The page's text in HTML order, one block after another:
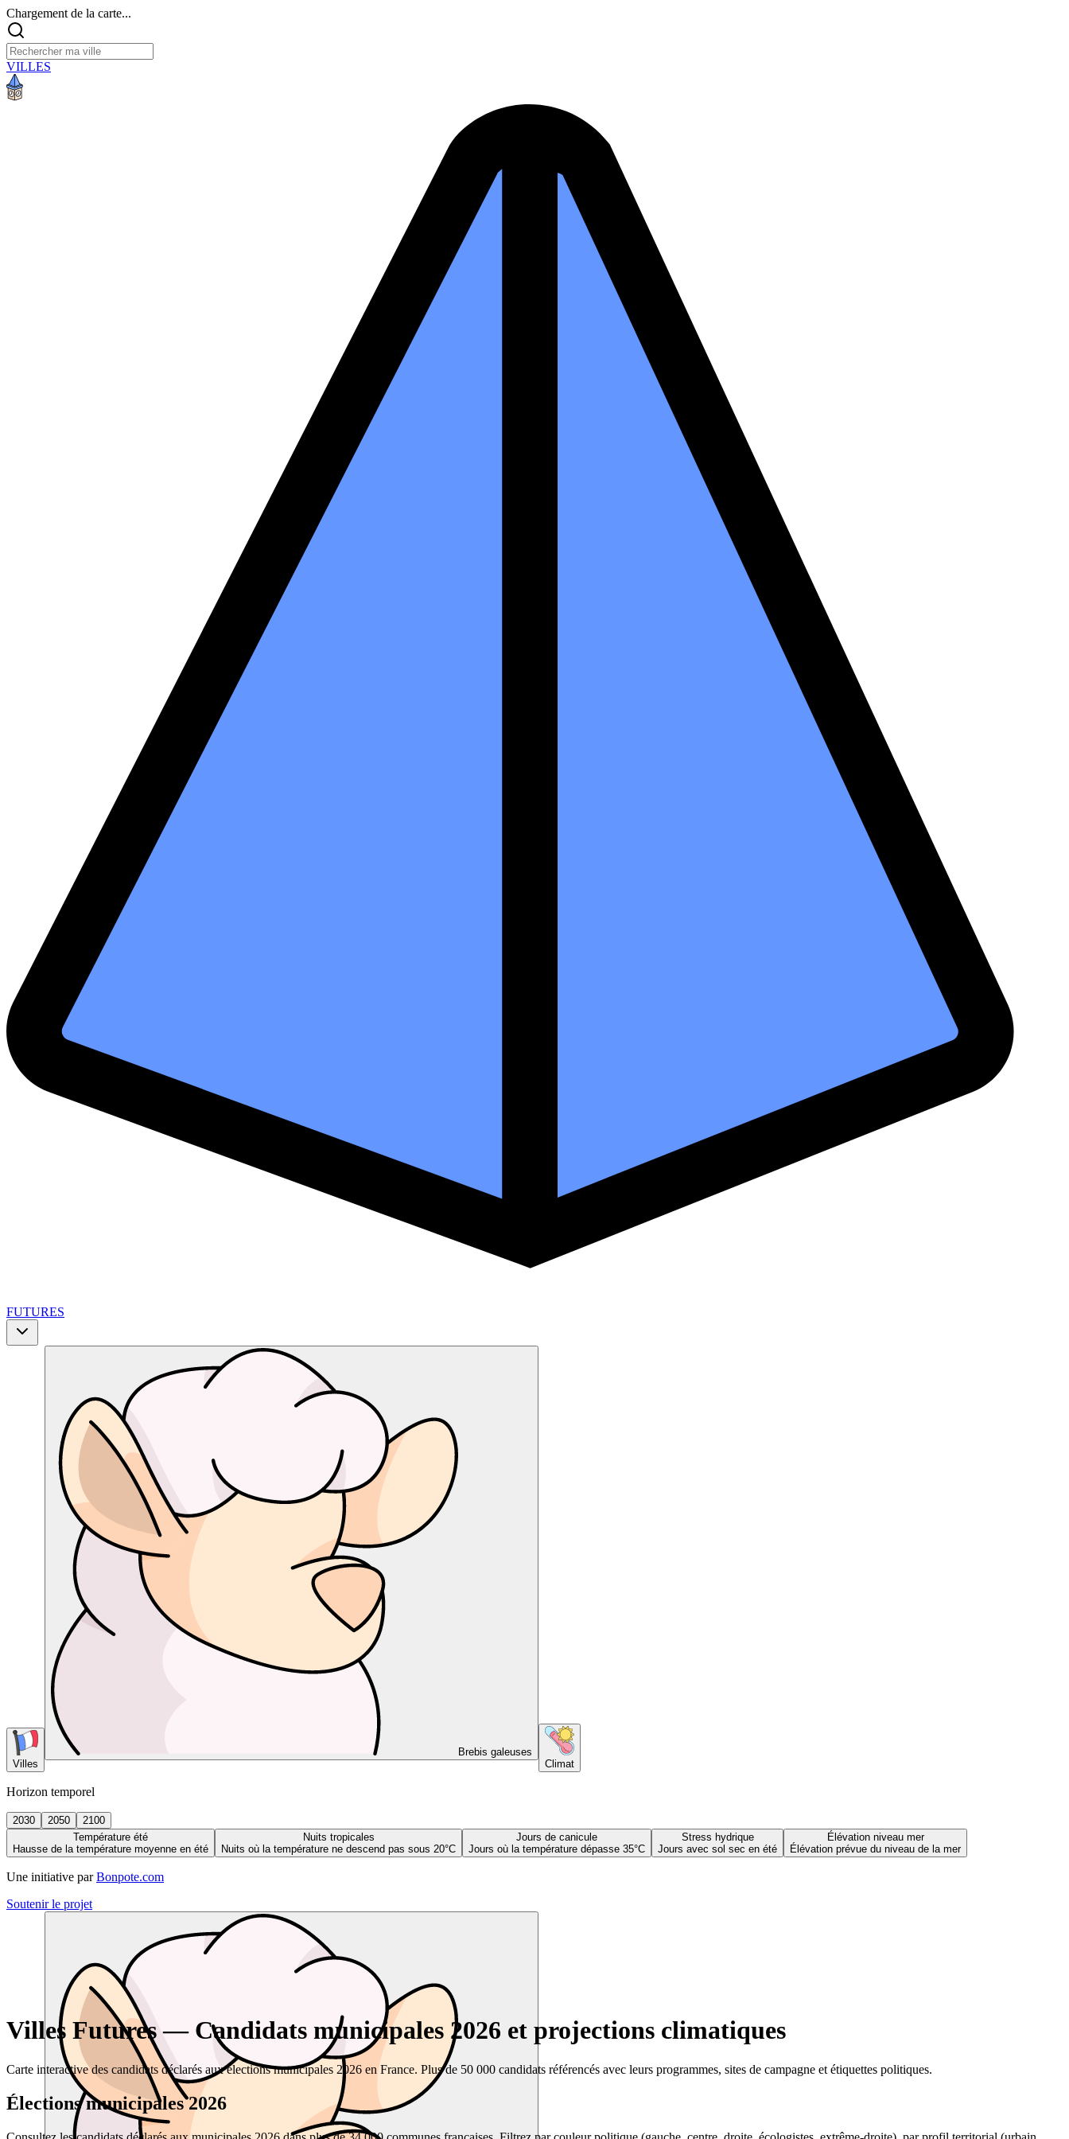
Chargement de la carte...
VILLES
FUTURES
Villes
Brebis galeuses
Climat
Horizon temporel
2030 2050
2100
Température été
Hausse de la température moyenne en été
Nuits tropicales
Nuits où la température ne descend pas sous 20°C
Jours de canicule
Jours où la température dépasse 35°C
Stress hydrique
Jours avec sol sec en été
Élévation niveau mer
Élévation prévue du niveau de la mer
Une initiative par Bonpote.com
Soutenir le projet
Villes Futures — Candidats municipales 2026 et projections climatiques
Carte interactive des candidats déclarés aux élections municipales 2026 en France. Plus de 50 000 candidats référencés avec leurs programmes, sites de campagne et étiquettes politiques.
Élections municipales 2026